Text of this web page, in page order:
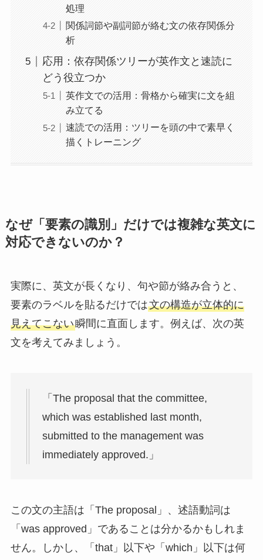
処理
関係詞節や副詞節が絡む文の依存関係分
析
応用：依存関係ツリーが英作文と速読に
どう役立つか
英作文での活用：骨格から確実に文を組
み立てる
速読での活用：ツリーを頭の中で素早く
描くトレーニング
なぜ「要素の識別」だけでは複雑な英文に
対応できないのか？
実際に、英文が長くなり、句や節が絡み合うと、
要素のラベルを貼るだけでは文の構造が立体的に
見えてこない瞬間に直面します。例えば、次の英
文を考えてみましょう。
「The proposal that the committee,
which was established last month,
submitted to the management was
immediately approved.」
この文の主語は「The proposal」、述語動詞は
「was approved」であることは分かるかもしれま
せん。しかし、「that」以下や「which」以下は何